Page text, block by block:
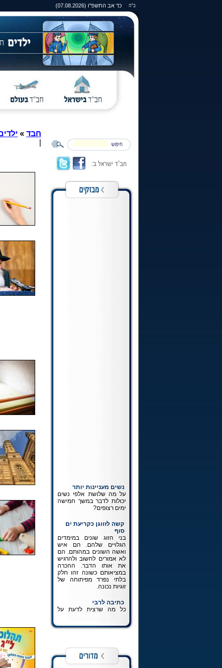
כד אב התשפ"ו (07.08.2026)
יכולות לדבר במשך חמישה
ימים רצופים?
קשה לזווגן כקריעת ים
בני הזוג שונים במימדים
הגלויים שלהם. הם איש
ואשה השונים במהותם. הם
לא אמורים לחשוב ולהרגיש
את אותו הדבר. ההכרה
במציאותם כשונה זהו חלק
בלתי נפרד מפיתוחה של
זוגיות נכונה.
כתיבה לרבי
הכתיבה לרבי באמצעות
אגרות הקודש.לכניסה
בעירך? גן חב"ד לילד
באזורך? הגעת למקום הנכון!
השתמש במנוע החיפוש של
חבד »